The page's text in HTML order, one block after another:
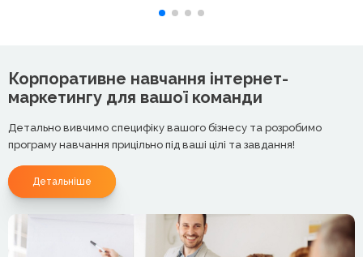
Корпоративне навчання інтернет-
маркетингу для вашої команди
Детально вивчимо специфіку вашого бізнесу та розробимо
програму навчання прицільно під ваші цілі та завдання!
Детальніше